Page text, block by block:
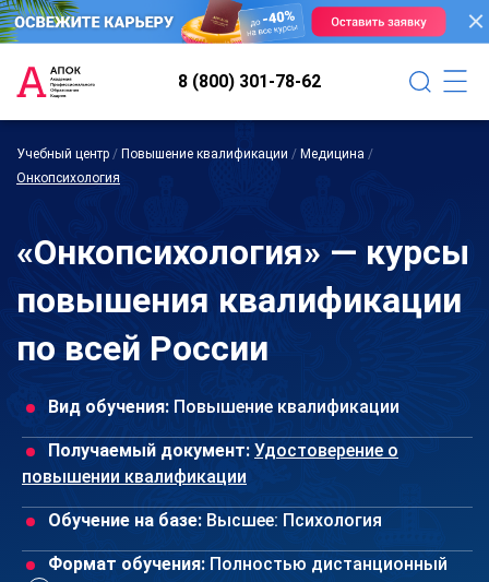
8 (800) 301-78-62
Учебный центр / Повышение квалификации / Медицина /
Онкопсихология
«Онкопсихология» — курсы
повышения квалификации
по всей России
Вид обучения: Повышение квалификации
Получаемый документ: Удостоверение о
повышении квалификации
Обучение на базе: Высшее: Психология
Формат обучения: Полностью дистанционный